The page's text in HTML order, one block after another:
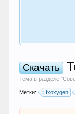
Скачать
Тема в разделе "
Метки: fxoxygen